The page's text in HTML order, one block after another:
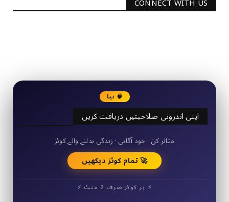
🧠 نیا
اپنی اندرونی صلاحیتیں دریافت کریں
50+ مختصر کوئز
متاثر کن · خود آگاہی · زندگی بدلنے والے کوئز
🚀 تمام کوئز دیکھیں
⚡ ہر کوئز صرف 2 منٹ ⚡